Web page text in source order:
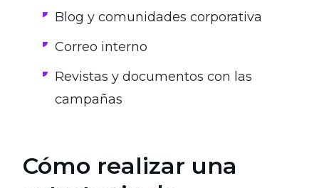
Blog y comunidades corporativa
Correo interno
Revistas y documentos con las
campañas
Cómo realizar una